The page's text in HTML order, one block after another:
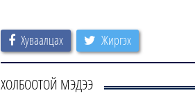
Хуваалцах Жиргэх
ХОЛБООТОЙ МЭДЭЭ